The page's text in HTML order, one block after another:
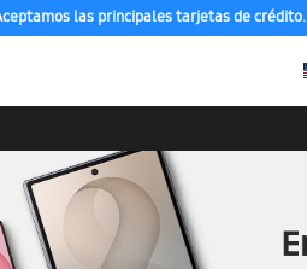
las principales tarjetas de crédito.